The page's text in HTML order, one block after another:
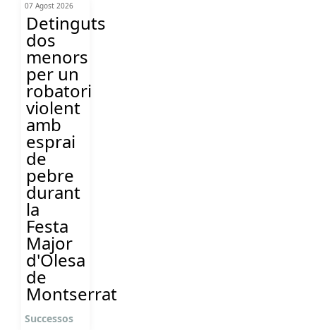
07 Agost 2026
Detinguts
dos
menors
per un
robatori
violent
amb
esprai
de
pebre
durant
la
Festa
Major
d'Olesa
de
Montserrat
Successos